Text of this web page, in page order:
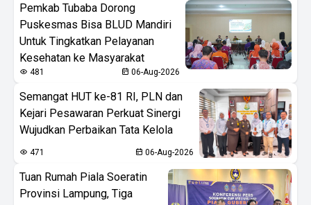
Pemkab Tubaba Dorong
Puskesmas Bisa BLUD Mandiri
Untuk Tingkatkan Pelayanan
Kesehatan ke Masyarakat
481 06-Aug-2026
Semangat HUT ke-81 RI, PLN dan
Kejari Pesawaran Perkuat Sinergi
Wujudkan Perbaikan Tata Kelola
471 06-Aug-2026
Tuan Rumah Piala Soeratin
Provinsi Lampung, Tiga